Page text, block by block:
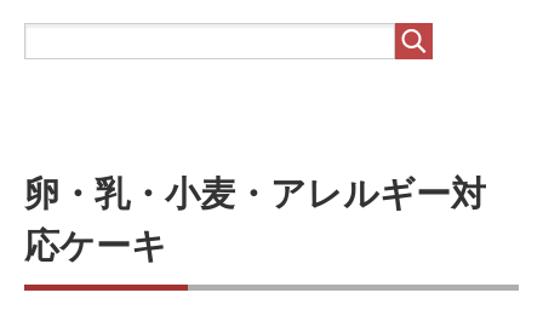
卵・乳・小麦・アレルギー対
応ケーキ